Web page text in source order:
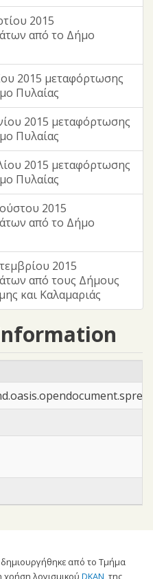
2015
από το Δήμο
2015 μεταφόρτωσης
Πυλαίας
2015 μεταφόρτωσης
Πυλαίας
2015 μεταφόρτωσης
Πυλαίας
2015
από το Δήμο
2015
από τους Δήμους
και Καλαμαριάς
από το Τμήμα
χρήση λογισμικού DKAN , της